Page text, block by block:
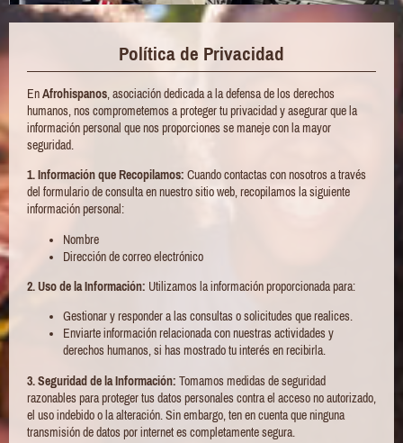
Política de Privacidad
EnAfrohispanos , asociación dedicada a la defensa de los derechos
humanos, nos comprometemos a proteger tu privacidad y asegurar que la
información personal que nos proporciones se maneje con la mayor
seguridad.
1. Información que Recopilamos: Cuando contactas con nosotros a través
del formulario de consulta en nuestro sitio web, recopilamos la siguiente
información personal:
Nombre
Dirección de correo electrónico
2. Uso de la Información: Utilizamos la información proporcionada para:
Gestionar y responder a las consultas o solicitudes que realices.
Enviarte información relacionada con nuestras actividades y
derechos humanos, si has mostrado tu interés en recibirla.
3. Seguridad de la Información: Tomamos medidas de seguridad
razonables para proteger tus datos personales contra el acceso no autorizado,
el uso indebido o la alteración. Sin embargo, ten en cuenta que ninguna
transmisión de datos por internet es completamente segura.